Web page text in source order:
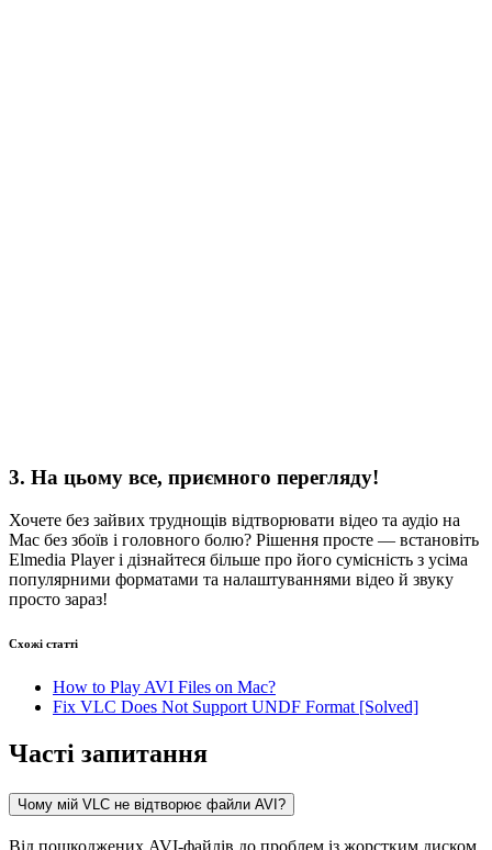
3. На цьому все, приємного перегляду!
Хочете без зайвих труднощів відтворювати відео та аудіо на
Mac без збоїв і головного болю? Рішення просте — встановіть
Elmedia Player і дізнайтеся більше про його сумісність з усіма
популярними форматами та налаштуваннями відео й звуку
просто зараз!
Схожі статті
How to Play AVI Files on Mac?
Fix VLC Does Not Support UNDF Format [Solved]
Часті запитання
Чому мій VLC не відтворює файли AVI?
Від пошкоджених AVI-файлів до проблем із жорстким диском,